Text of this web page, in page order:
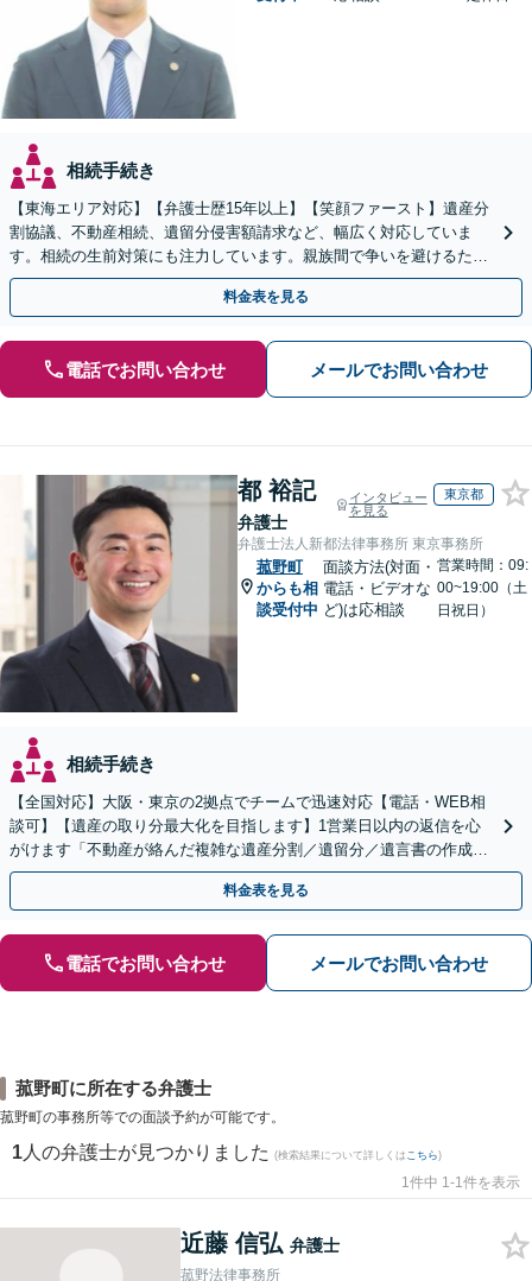
相続手続き
【東海エリア対応】【弁護士歴15年以上】【笑顔ファースト】遺産分
割協議、不動産相続、遺留分侵害額請求など、幅広く対応していま
す。相続の生前対策にも注力しています。親族間で争いを避けるため
にも、お早めにご相談ください。【初回面談無料】
料金表を見る
電話でお問い合わせ メールでお問い合わせ
都 裕記
弁護士
インタビュー
を見る
東京都
弁護士法人新都法律事務所 東京事務所
菰野町
からも相
談受付中
面談方法(対面・
電話・ビデオな
ど)は応相談
営業時間：09:
00~19:00（土
日祝日）
相続手続き
【全国対応】大阪・東京の2拠点でチームで迅速対応【電話・WEB相
談可】【遺産の取り分最大化を目指します】1営業日以内の返信を心
がけます「不動産が絡んだ複雑な遺産分割／遺留分／遺言書の作成・
執行／事業承継など、お任せください」【休日相談あり】
料金表を見る
電話でお問い合わせ メールでお問い合わせ
菰野町に所在する弁護士
菰野町の事務所等での面談予約が可能です。
1 人の弁護士が見つかりました (検索結果について詳しくは こちら)
1件中 1-1件を表示
近藤 信弘 弁護士
菰野法律事務所